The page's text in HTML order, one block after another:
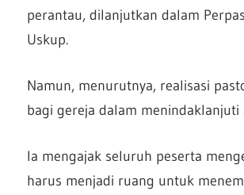
perantau, dilanjutkan dalam
Uskup.
Namun, menurutnya, realisasi
bagi gereja dalam menindaklanjuti
Ia mengajak seluruh peserta
harus menjadi ruang untuk